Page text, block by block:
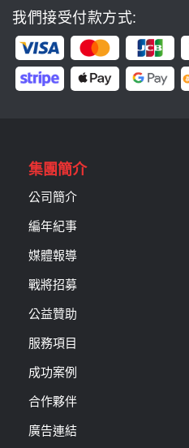
我們接受付款方式:
集團簡介
公司簡介
編年紀事
媒體報導
戰將招募
公益贊助
服務項目
成功案例
合作夥伴
廣告連結